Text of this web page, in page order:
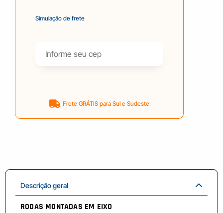
Simulação de frete
Frete GRÁTIS para Sul e Sudeste
Descrição geral
RODAS MONTADAS EM EIXO